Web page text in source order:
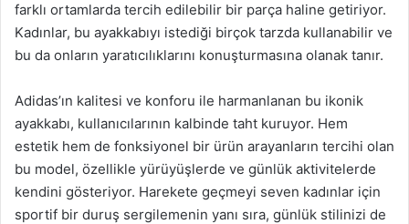
farklı ortamlarda tercih edilebilir bir parça haline getiriyor.
Kadınlar, bu ayakkabıyı istediği birçok tarzda kullanabilir ve
bu da onların yaratıcılıklarını konuşturmasına olanak tanır.
Adidas’ın kalitesi ve konforu ile harmanlanan bu ikonik
ayakkabı, kullanıcılarının kalbinde taht kuruyor. Hem
estetik hem de fonksiyonel bir ürün arayanların tercihi olan
bu model, özellikle yürüyüşlerde ve günlük aktivitelerde
kendini gösteriyor. Harekete geçmeyi seven kadınlar için
sportif bir duruş sergilemenin yanı sıra, günlük stilinizi de